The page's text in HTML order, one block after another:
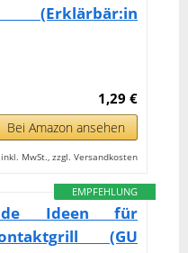
(Erklärbär:in
1,29 €
Bei Amazon ansehen
MwSt., zzgl. Versandkosten
EMPFEHLUNG
Ideen für
(GU